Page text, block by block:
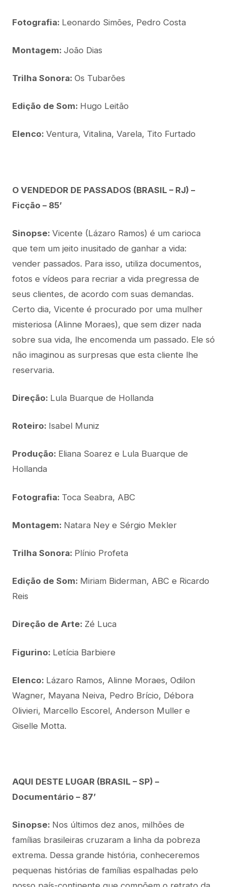
Fotografia: Leonardo Simões, Pedro Costa
Montagem: João Dias
Trilha Sonora: Os Tubarões
Edição de Som: Hugo Leitão
Elenco: Ventura, Vitalina, Varela, Tito Furtado
O VENDEDOR DE PASSADOS (BRASIL – RJ) –
Ficção – 85’
Sinopse: Vicente (Lázaro Ramos) é um carioca
que tem um jeito inusitado de ganhar a vida:
vender passados. Para isso, utiliza documentos,
fotos e vídeos para recriar a vida pregressa de
seus clientes, de acordo com suas demandas.
Certo dia, Vicente é procurado por uma mulher
misteriosa (Alinne Moraes), que sem dizer nada
sobre sua vida, lhe encomenda um passado. Ele só
não imaginou as surpresas que esta cliente lhe
reservaria.
Direção: Lula Buarque de Hollanda
Roteiro: Isabel Muniz
Produção: Eliana Soarez e Lula Buarque de
Hollanda
Fotografia: Toca Seabra, ABC
Montagem: Natara Ney e Sérgio Mekler
Trilha Sonora: Plínio Profeta
Edição de Som: Miriam Biderman, ABC e Ricardo
Reis
Direção de Arte: Zé Luca
Figurino: Letícia Barbiere
Elenco: Lázaro Ramos, Alinne Moraes, Odilon
Wagner, Mayana Neiva, Pedro Brício, Débora
Olivieri, Marcello Escorel, Anderson Muller e
Giselle Motta.
AQUI DESTE LUGAR (BRASIL – SP) –
Documentário – 87’
Sinopse: Nos últimos dez anos, milhões de
famílias brasileiras cruzaram a linha da pobreza
extrema. Dessa grande história, conheceremos
pequenas histórias de famílias espalhadas pelo